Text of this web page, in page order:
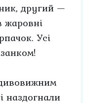
другий —
жаровні
Усі
наздогнали